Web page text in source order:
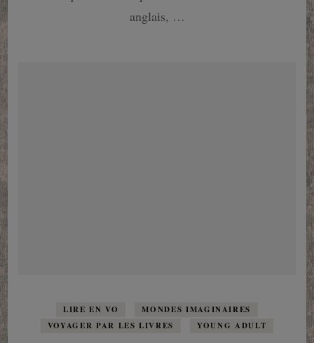
anglais, …
LIRE EN VO
MONDES IMAGINAIRES
VOYAGER PAR LES LIVRES
YOUNG ADULT